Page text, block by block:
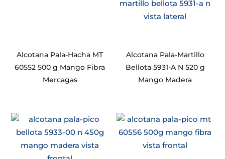
Alcotana Pala-Hacha MT
60552 500 g Mango Fibra
Mercagas
Alcotana Pala-Martillo
Bellota 5931-A N 520 g
Mango Madera